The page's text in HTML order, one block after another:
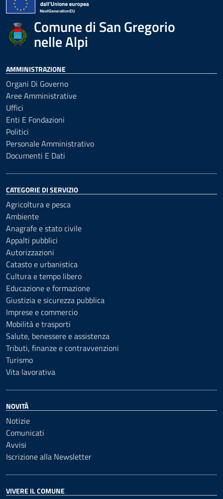
Comune di San Gregorio
nelle Alpi
AMMINISTRAZIONE
Organi Di Governo
Aree Amministrative
Uffici
Enti E Fondazioni
Politici
Personale Amministrativo
Documenti E Dati
CATEGORIE DI SERVIZIO
Agricoltura e pesca
Ambiente
Anagrafe e stato civile
Appalti pubblici
Autorizzazioni
Catasto e urbanistica
Cultura e tempo libero
Educazione e formazione
Giustizia e sicurezza pubblica
Imprese e commercio
Mobilità e trasporti
Salute, benessere e assistenza
Tributi, finanze e contravvenzioni
Turismo
Vita lavorativa
NOVITÀ
Notizie
Comunicati
Avvisi
Iscrizione alla Newsletter
VIVERE IL COMUNE